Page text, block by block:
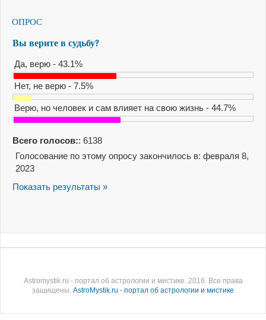
ОПРОС
Вы верите в судьбу?
Да, верю - 43.1%
Нет, не верю - 7.5%
Верю, но человек и сам влияет на свою жизнь - 44.7%
Всего голосов:: 6138
Голосование по этому опросу закончилось в: февраля 8,
2023
Показать результаты »
Astromystik.ru - портал об астрологии и мистике. 2016. Все права
защищены. AstroMystik.ru - портал об астрологии и мистике